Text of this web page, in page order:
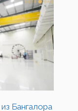
Бангалора